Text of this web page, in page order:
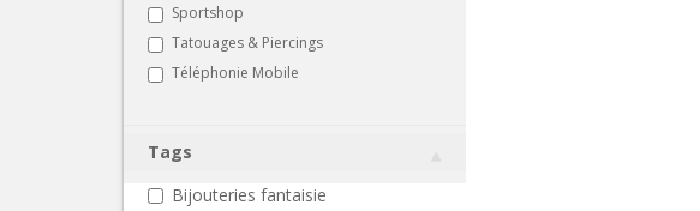
Sportshop
Tatouages & Piercings
Téléphonie Mobile
Tags
Bijouteries fantaisie